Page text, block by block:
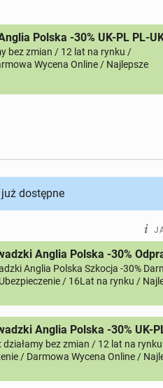
Polska -30% UK-PL PL-
bez zmian / 12 lat na rynku /
Wycena Online / Najlepsze
dostępne
Anglia Polska -30%
Anglia Polska Szkocja -30%
/ 16Lat na rynku /
Anglia Polska -30% UK-
działamy bez zmian / 12 lat na
/ Darmowa Wycena Online /